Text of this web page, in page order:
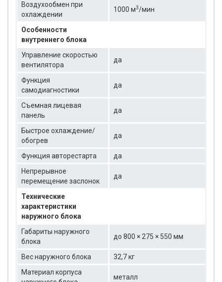
Воздухообмен при
охлаждении
1000 м3/мин
Особенности
внутреннего блока
Управление скоростью
вентилятора
да
Функция
самодиагностики
да
Съемная лицевая
панель
да
Быстрое охлаждение/
обогрев
да
Функция авторестарта
да
Непрерывное
перемещение заслонок
да
Технические
характеристики
наружного блока
Габариты наружного
блока
до 800 × 275 × 550 мм
Вес наружного блока
32,7 кг
Материал корпуса
металл